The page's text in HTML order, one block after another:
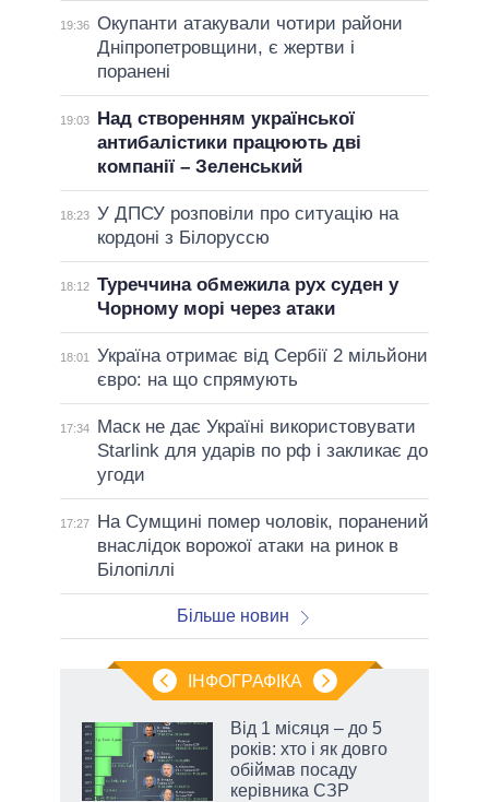
19:36 Окупанти атакували чотири райони
Дніпропетровщини, є жертви і
поранені
19:03
Над створенням української
антибалістики працюють дві
компанії – Зеленський
18:23 У ДПСУ розповіли про ситуацію на
кордоні з Білоруссю
18:12 Туреччина обмежила рух суден у
Чорному морі через атаки
18:01
Україна отримає від Сербії 2 мільйони
євро: на що спрямують
17:34
Маск не дає Україні використовувати
Starlink для ударів по рф і закликає до
угоди
17:27
На Сумщині помер чоловік, поранений
внаслідок ворожої атаки на ринок в
Білопіллі
Більше новин
ІНФОГРАФІКА
Від 1 місяця – до 5
років: хто і як довго
обіймав посаду
керівника СЗР